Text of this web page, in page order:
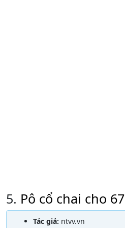
5. Pô cổ chai cho 67
Tác giả: ntvv.vn